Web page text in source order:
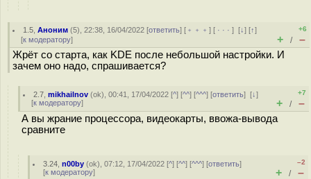
1.5 ,Аноним (5), 22:38, 16/04/2022 [ответить] [ ﹢﹢﹢] [ · · ·][↓] [↑]
[к модератору]
+6
+ / –
Жрёт со старта, как KDE после небольшой настройки. И
зачем оно надо, спрашивается?
2.7 ,mikhailnov (ok), 00:41, 17/04/2022 [^] [^^] [^^^] [ответить][↓]
[к модератору]
+7
+ / –
А вы жрание процессора, видеокарты, ввожа-вывода
сравните
3.24 ,n00by (ok), 07:12, 17/04/2022 [^] [^^] [^^^] [ответить]
[к модератору]
–2
+ / –